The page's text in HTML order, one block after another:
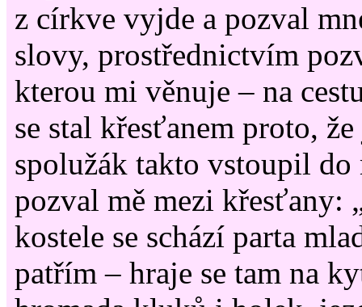
z církve vyjde a pozval
slovy, prostřednictvím
kterou mi věnuje – na
se stal křesťanem proto,
spolužák takto vstoupil do
pozval mě mezi křesťany:
kostele se schází parta
patřím – hraje se tam na